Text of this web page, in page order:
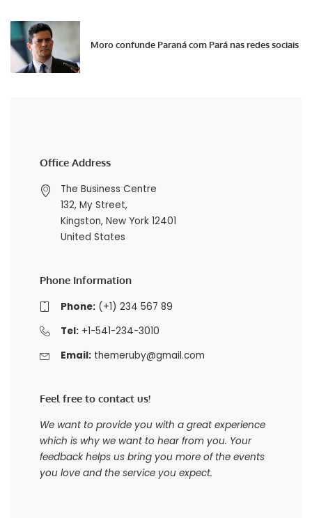
Moro confunde Paraná com Pará nas redes sociais
Office Address
The Business Centre
132, My Street,
Kingston, New York 12401
United States
Phone Information
Phone:(+1) 234 567 89
Tel:+1-541-234-3010
Email: themeruby@gmail.com
Feel free to contact us!
We want to provide you with a great experience
which is why we want to hear from you. Your
feedback helps us bring you more of the events
you love and the service you expect.